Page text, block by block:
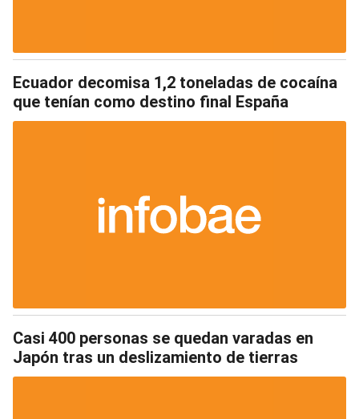
Ecuador decomisa 1,2 toneladas de cocaína
que tenían como destino final España
Casi 400 personas se quedan varadas en
Japón tras un deslizamiento de tierras